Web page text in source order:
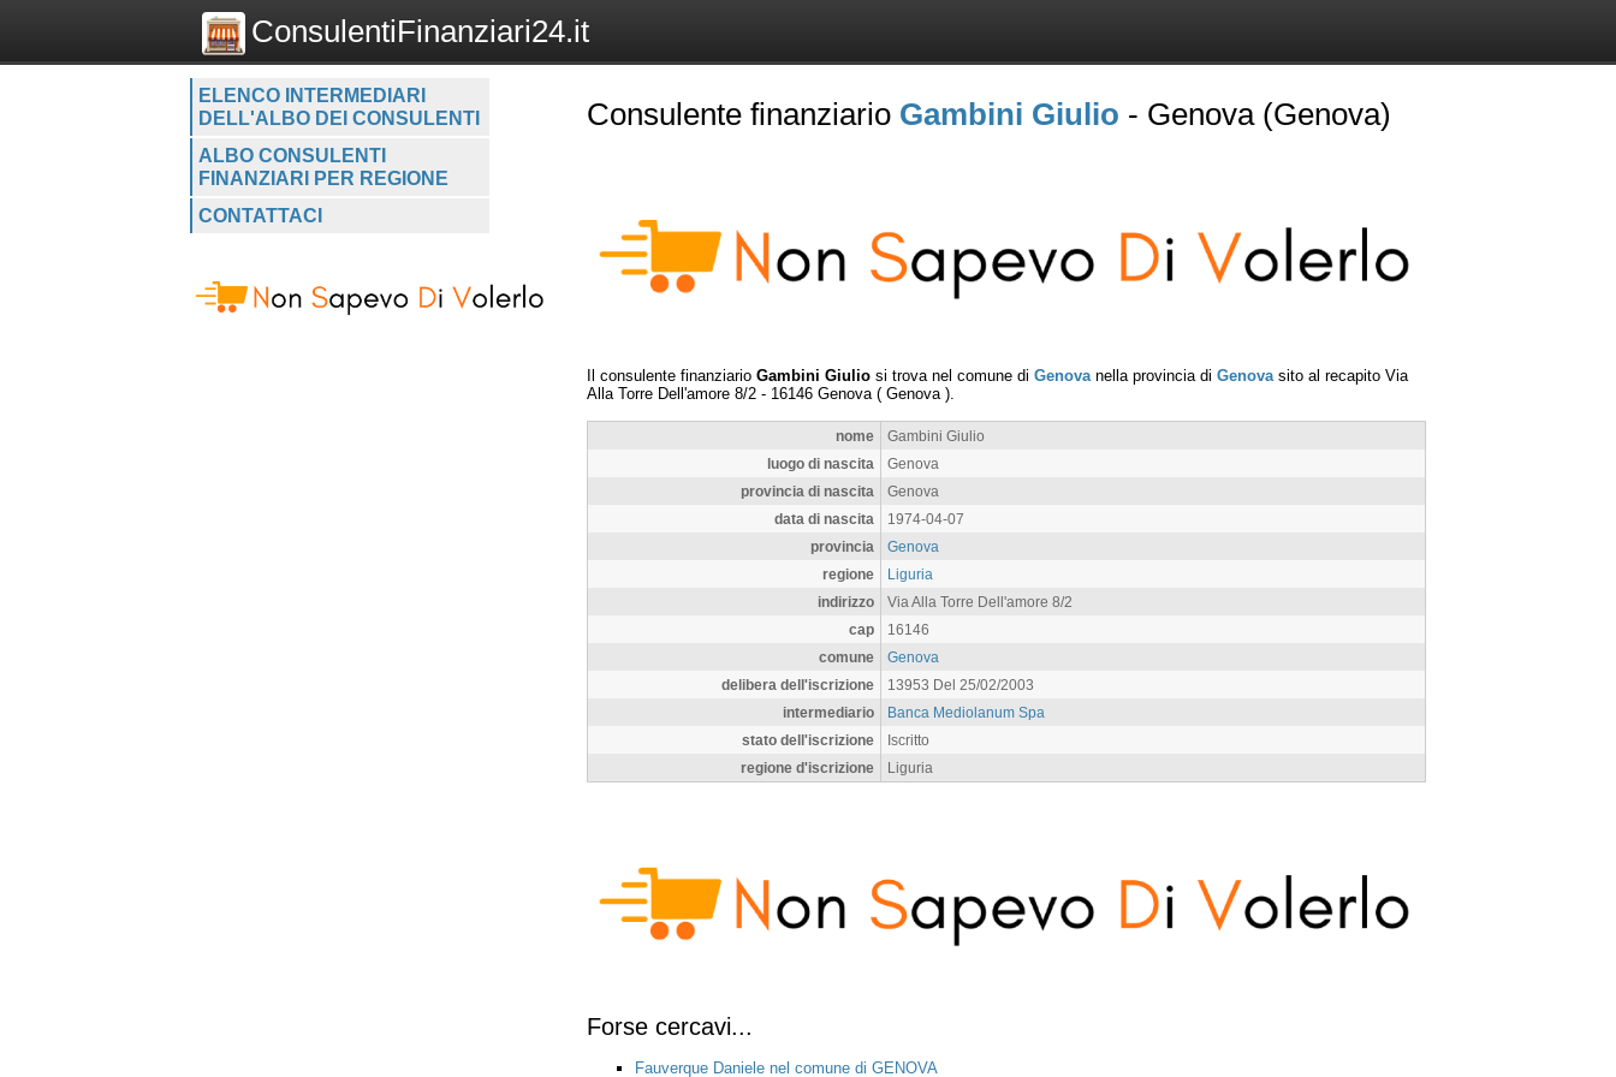
ConsulentiFinanziari24.it
ELENCO INTERMEDIARI
DELL'ALBO DEI CONSULENTI
ALBO CONSULENTI
FINANZIARI PER REGIONE
CONTATTACI
Consulente finanziario Gambini Giulio - Genova (Genova)
Il consulente finanziario Gambini Giulio si trova nel comune di Genova nella provincia di Genova sito al recapito Via
Alla Torre Dell'amore 8/2 - 16146 Genova ( Genova ).
nome
Gambini Giulio
luogo di nascita
Genova
provincia di nascita
Genova
data di nascita
1974-04-07
provincia
Genova
regione
Liguria
indirizzo
Via Alla Torre Dell'amore 8/2
cap
16146
comune
Genova
delibera dell'iscrizione
13953 Del 25/02/2003
intermediario
Banca Mediolanum Spa
stato dell'iscrizione
Iscritto
regione d'iscrizione
Liguria
Forse cercavi...
Fauverque Daniele nel comune di GENOVA